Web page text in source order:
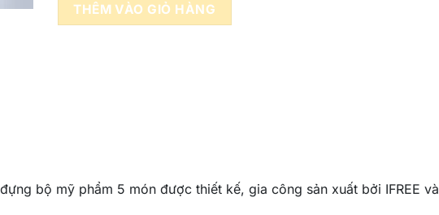
THÊM VÀO GIỎ HÀNG
bộ mỹ phẩm 5 món được thiết kế, gia công sản xuất bởi IFREE và